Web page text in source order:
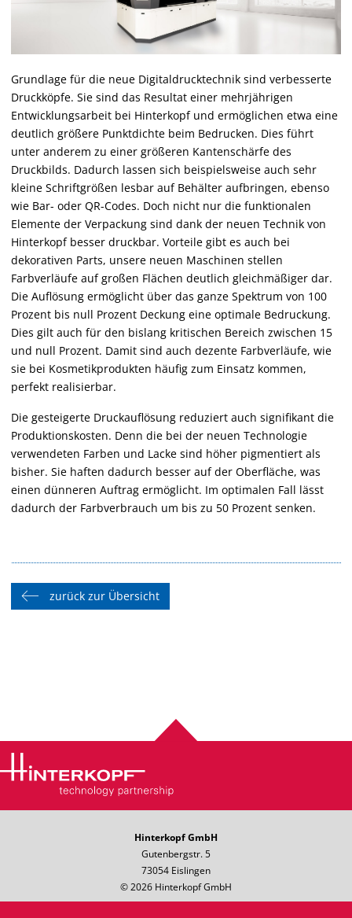
Grundlage für die neue Digitaldrucktechnik sind verbesserte
Druckköpfe. Sie sind das Resultat einer mehrjährigen
Entwicklungsarbeit bei Hinterkopf und ermöglichen etwa eine
deutlich größere Punktdichte beim Bedrucken. Dies führt
unter anderem zu einer größeren Kantenschärfe des
Druckbilds. Dadurch lassen sich beispielsweise auch sehr
kleine Schriftgrößen lesbar auf Behälter aufbringen, ebenso
wie Bar- oder QR-Codes. Doch nicht nur die funktionalen
Elemente der Verpackung sind dank der neuen Technik von
Hinterkopf besser druckbar. Vorteile gibt es auch bei
dekorativen Parts, unsere neuen Maschinen stellen
Farbverläufe auf großen Flächen deutlich gleichmäßiger dar.
Die Auflösung ermöglicht über das ganze Spektrum von 100
Prozent bis null Prozent Deckung eine optimale Bedruckung.
Dies gilt auch für den bislang kritischen Bereich zwischen 15
und null Prozent. Damit sind auch dezente Farbverläufe, wie
sie bei Kosmetikprodukten häufig zum Einsatz kommen,
perfekt realisierbar.
Die gesteigerte Druckauflösung reduziert auch signifikant die
Produktionskosten. Denn die bei der neuen Technologie
verwendeten Farben und Lacke sind höher pigmentiert als
bisher. Sie haften dadurch besser auf der Oberfläche, was
einen dünneren Auftrag ermöglicht. Im optimalen Fall lässt
dadurch der Farbverbrauch um bis zu 50 Prozent senken.
zurück zur Übersicht
Hinterkopf GmbH
Gutenbergstr. 5
73054 Eislingen
© 2026 Hinterkopf GmbH
Telefon: +49 7161 8501-0